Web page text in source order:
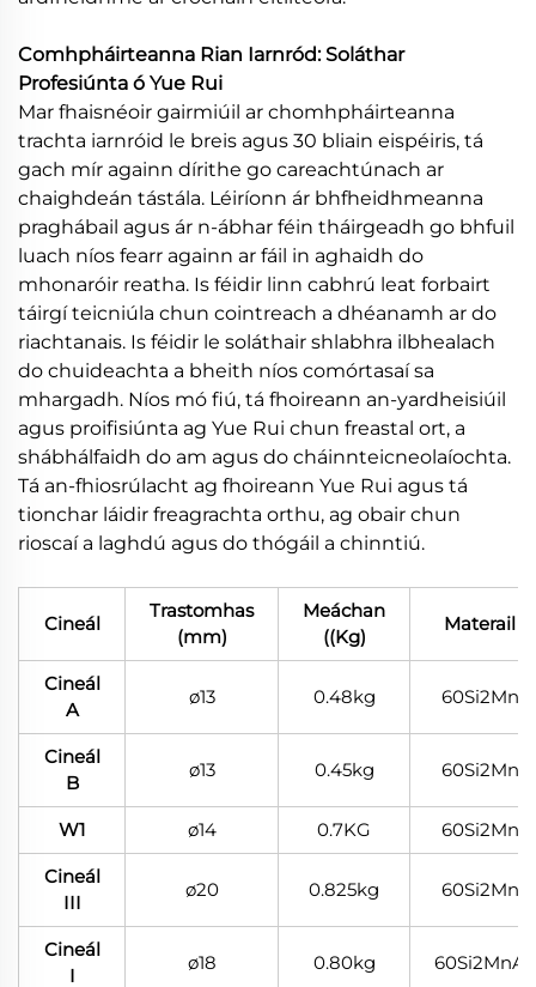
Comhpháirteanna Rian Iarnród: Soláthar
Profesiúnta ó Yue Rui
Mar fhaisnéoir gairmiúil ar chomhpháirteanna
trachta iarnróid le breis agus 30 bliain eispéiris, tá
gach mír againn dírithe go careachtúnach ar
chaighdeán tástála. Léiríonn ár bhfheidhmeanna
praghábail agus ár n-ábhar féin tháirgeadh go bhfuil
luach níos fearr againn ar fáil in aghaidh do
mhonaróir reatha. Is féidir linn cabhrú leat forbairt
táirgí teicniúla chun cointreach a dhéanamh ar do
riachtanais. Is féidir le soláthair shlabhra ilbhealach
do chuideachta a bheith níos comórtasaí sa
mhargadh. Níos mó fiú, tá fhoireann an-yardheisiúil
agus proifisiúnta ag Yue Rui chun freastal ort, a
shábhálfaidh do am agus do cháinnteicneolaíochta.
Tá an-fhiosrúlacht ag fhoireann Yue Rui agus tá
tionchar láidir freagrachta orthu, ag obair chun
rioscaí a laghdú agus do thógáil a chinntiú.
Cineál
Trastomhas
(mm)
Meáchan
((Kg)
Materail
Cineál
A
ø13 0.48kg 60Si2Mn
Cineál
B
ø13 0.45kg 60Si2Mn
W1 ø14 0.7KG 60Si2Mn
Cineál
III
ø20 0.825kg 60Si2Mn
Cineál
I
ø18 0.80kg 60Si2MnA